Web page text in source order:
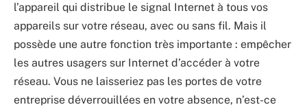
l’appareil qui distribue le signal Internet à tous vos
appareils sur votre réseau, avec ou sans fil. Mais il
possède une autre fonction très importante : empêcher
les autres usagers sur Internet d’accéder à votre
réseau. Vous ne laisseriez pas les portes de votre
entreprise déverrouillées en votre absence, n’est-ce